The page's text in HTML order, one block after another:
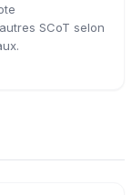
SCoT selon